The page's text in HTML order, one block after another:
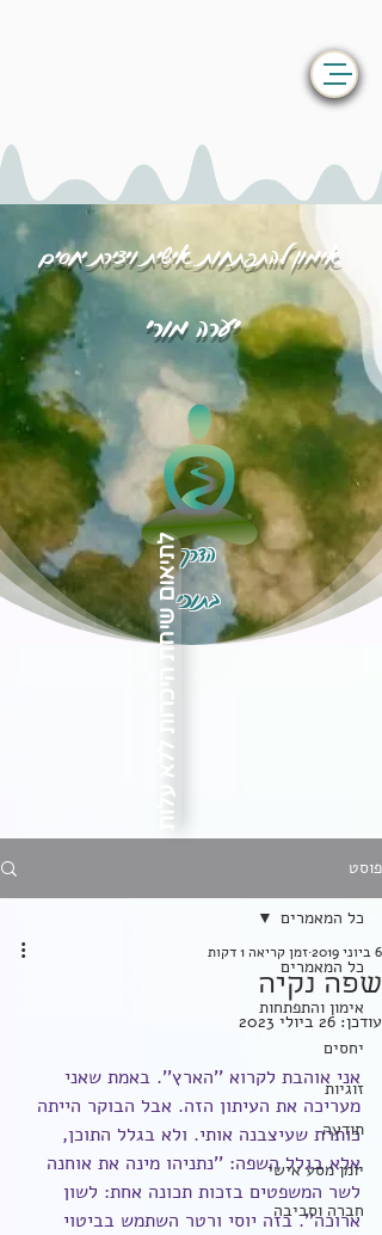
אימון להתפתחות אישית ויצירת יחסים
יערה מורי
הדרך
בתוכילתיאום שיחת היכרות ללא עלות
פוסט
כל המאמרים
אימון והתפתחות
יחסים
זוגיות
תודעה
יומן מסע אישי
חברה וסביבה
כל המאמרים
שפה נקיה
6 ביוני 2019 זמן קריאה 1 דקות
עודכן: 26 ביולי 2023
אני אוהבת לקרוא ''הארץ''. באמת שאני
מעריכה את העיתון הזה. אבל הבוקר הייתה
כותרת שעיצבנה אותי. ולא בגלל התוכן,
אלא בגלל השפה: ''נתניהו מינה את אוחנה
לשר המשפטים בזכות תכונה אחת: לשון
ארוכה''. בזה יוסי ורטר השתמש בביטוי